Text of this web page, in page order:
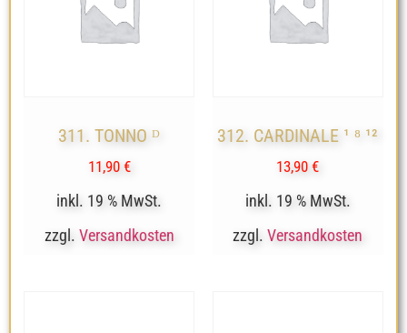
311. TONNO ᴰ
11,90 €
inkl. 19 % MwSt.
zzgl. Versandkosten
312. CARDINALE ¹ ⁸ ¹²
13,90€
inkl. 19 % MwSt.
zzgl.Versandkosten